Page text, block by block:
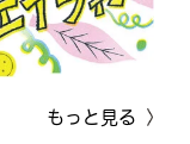
もっと見る